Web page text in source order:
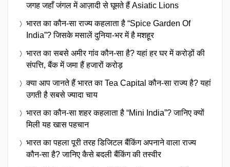
जगह जहाँ जंगल में आज़ादी से घूमते हैं Asiatic Lions
भारत का कौन-सा राज्य कहलाता है “Spice Garden Of
India”? जिसके मसालें दुनिया-भर में है मशहूर
भारत का सबसे अमीर गांव कौन-सा है? यहां हर घर में करोड़ों की
संपत्ति, बैंक में जमा हैं हजारों करोड़
क्या आप जानते हैं भारत का Tea Capital कौन-सा राज्य है? यहां
उगती है सबसे ज्यादा चाय
भारत का कौन-सा शहर कहलाता है “Mini India”? जानिए क्यों
मिली यह खास पहचान
भारत का पहला पूरी तरह डिजिटल बैंकिंग अपनाने वाला राज्य
कौन-सा है? जानिए कैसे बदली बैंकिंग की तस्वीर